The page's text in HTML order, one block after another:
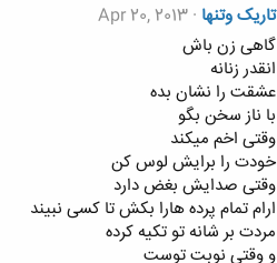
تاریک وتنها Apr 20, 2013
گاهی زن باش
انقدر زنانه
عشقت را نشان بده
با ناز سخن بگو
وقتی اخم میکند
خودت را برایش لوس کن
وقتی صدایش بغض دارد
ارام تمام پرده هارا بکش تا کسی نبیند
مردت بر شانه تو تکیه کرده
و وقتی نوبت توست